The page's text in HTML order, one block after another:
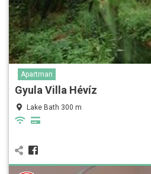
Apartman
Gyula Villa Hévíz
Lake Bath 300 m